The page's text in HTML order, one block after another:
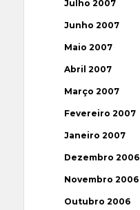
Julho 2007
Junho 2007
Maio 2007
Abril 2007
Março 2007
Fevereiro 2007
Janeiro 2007
Dezembro 2006
Novembro 2006
Outubro 2006